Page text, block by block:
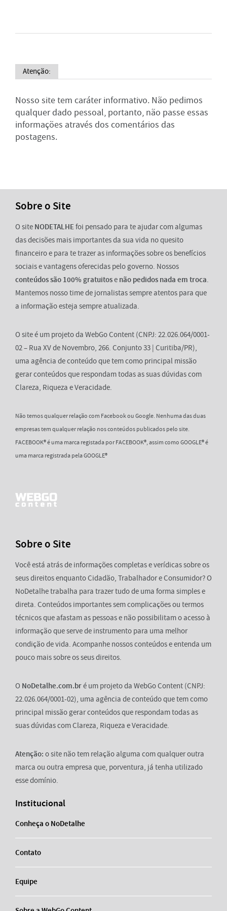
Atenção:
Nosso site tem caráter informativo. Não pedimos
qualquer dado pessoal, portanto, não passe essas
informações através dos comentários das
postagens.
Sobre o Site
O site NODETALHEfoi pensado para te ajudar com algumas
das decisões mais importantes da sua vida no quesito
financeiro e para te trazer as informações sobre os benefícios
sociais e vantagens oferecidas pelo governo. Nossos
conteúdos são 100% gratuitose não pedidos nada em troca.
Mantemos nosso time de jornalistas sempre atentos para que
a informação esteja sempre atualizada.
O site é um projeto da WebGo Content (CNPJ: 22.026.064/0001-
02 – Rua XV de Novembro, 266. Conjunto 33 | Curitiba/PR),
uma agência de conteúdo que tem como principal missão
gerar conteúdos que respondam todas as suas dúvidas com
Clareza, Riqueza e Veracidade.
Não temos qualquer relação com Facebook ou Google. Nenhuma das duas
empresas tem qualquer relação nos conteúdos publicados pelo site.
FACEBOOK® é uma marca registada por FACEBOOK®, assim como GOOGLE® é
uma marca registrada pela GOOGLE®
Sobre o Site
Você está atrás de informações completas e verídicas sobre os
seus direitos enquanto Cidadão, Trabalhador e Consumidor? O
NoDetalhe trabalha para trazer tudo de uma forma simples e
direta. Conteúdos importantes sem complicações ou termos
técnicos que afastam as pessoas e não possibilitam o acesso à
informação que serve de instrumento para uma melhor
condição de vida. Acompanhe nossos conteúdos e entenda um
pouco mais sobre os seus direitos.
O NoDetalhe.com.bré um projeto da WebGo Content (CNPJ:
22.026.064/0001-02), uma agência de conteúdo que tem como
principal missão gerar conteúdos que respondam todas as
suas dúvidas com Clareza, Riqueza e Veracidade.
Atenção: o site não tem relação alguma com qualquer outra
marca ou outra empresa que, porventura, já tenha utilizado
esse domínio.
Institucional
Conheça o NoDetalhe
Contato
Equipe